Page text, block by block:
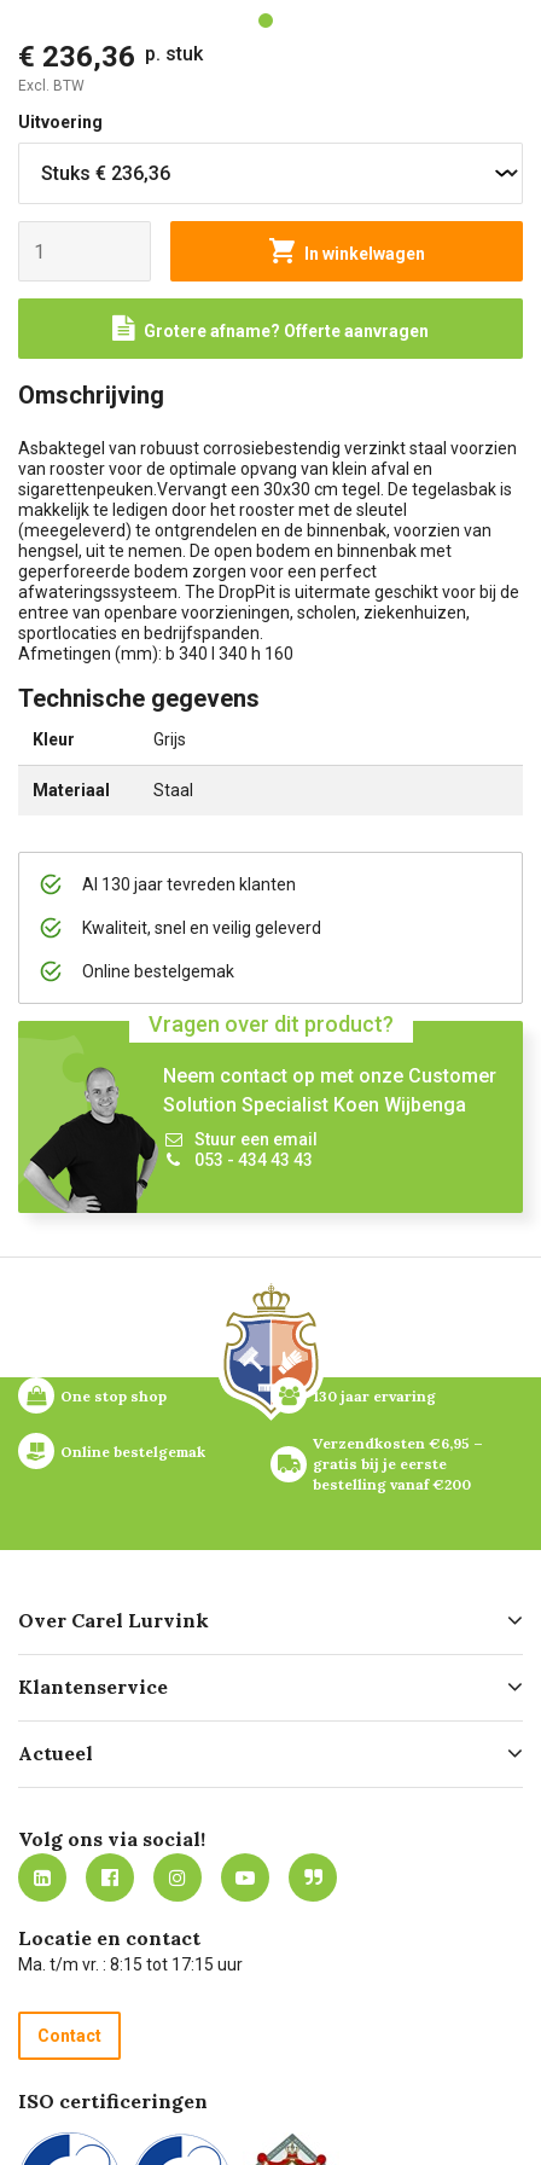
€ 236,36 p. stuk
Excl. BTW
Uitvoering
In winkelwagen
Grotere afname? Offerte aanvragen
Al 130 jaar tevreden klanten
Kwaliteit, snel en veilig geleverd
Online bestelgemak
Vragen over dit product?
Neem contact op met onze Customer
Solution Specialist Koen Wijbenga
Stuur een email
053 - 434 43 43
Omschrijving
Asbaktegel van robuust corrosiebestendig verzinkt staal voorzien
van rooster voor de optimale opvang van klein afval en
sigarettenpeuken.Vervangt een 30x30 cm tegel. De tegelasbak is
makkelijk te ledigen door het rooster met de sleutel
(meegeleverd) te ontgrendelen en de binnenbak, voorzien van
hengsel, uit te nemen. De open bodem en binnenbak met
geperforeerde bodem zorgen voor een perfect
afwateringssysteem. The DropPit is uitermate geschikt voor bij de
entree van openbare voorzieningen, scholen, ziekenhuizen,
sportlocaties en bedrijfspanden.
Afmetingen (mm): b 340 l 340 h 160
Technische gegevens
Kleur Grijs
Materiaal Staal
One stop shop 130 jaar ervaring
Online bestelgemak
Verzendkosten €6,95 –
gratis bij je eerste
bestelling vanaf €200
Over Carel Lurvink
Geschiedenis
Missie
Werken bij Carel Lurvink
MVO
Klantenservice
Bezorgen
Mijn Carel Lurvink
Mijn Carel Lurvink instructievideo's
Carel Lurvink App
Hulp op afstand
Technische dienst
Recycle programma
Betalen
Actueel
Innovation LAB
Tevreden klanten
Carel Lurvink Blog
Carel de podcast
Volg ons via social!
Locatie en contact
Ma. t/m vr. : 8:15 tot 17:15 uur
Contact
ISO certificeringen